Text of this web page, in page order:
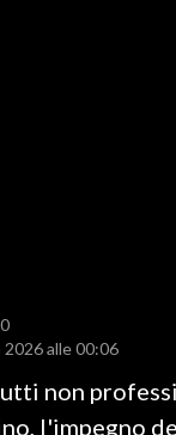
alle 00:06
non
l'impegno